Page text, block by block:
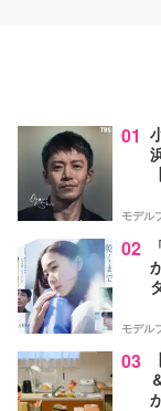
01
モデル
02
モデル
03